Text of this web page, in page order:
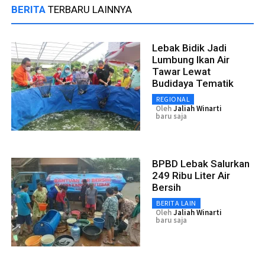
BERITA TERBARU LAINNYA
Lebak Bidik Jadi
Lumbung Ikan Air
Tawar Lewat
Budidaya Tematik
REGIONAL
OlehJaliah Winarti
baru saja
BPBD Lebak Salurkan
249 Ribu Liter Air
Bersih
BERITA LAIN
OlehJaliah Winarti
baru saja